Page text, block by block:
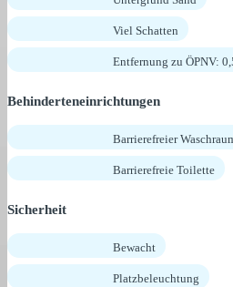
Viel Schatten
Entfernung zu ÖPNV:
Behinderteneinrichtungen
Barrierefreier
Barrierefreie Toilette
Sicherheit
Bewacht
Platzbeleuchtung